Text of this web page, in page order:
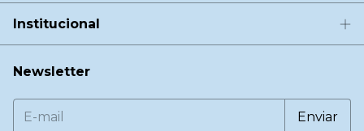
Institucional
Newsletter